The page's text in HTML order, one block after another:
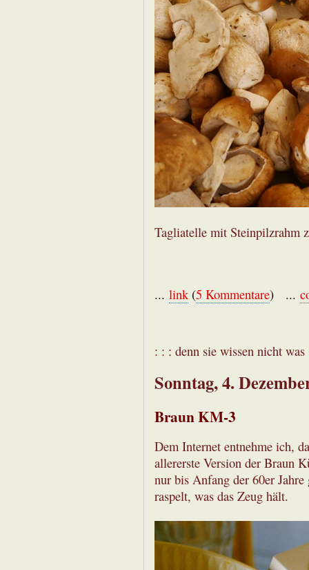
Tagliatelle mit Steinpilzrahm
... link (5 Kommentare) ...
: : : denn sie wissen nicht
Sonntag, 4.
Braun KM-3
Dem Internet entnehme ich,
allererste Version der Braun
nur bis Anfang der 60er
raspelt, was das Zeug hält.